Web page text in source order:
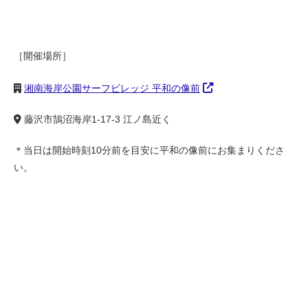
［開催場所］
湘南海岸公園サーフビレッジ 平和の像前
藤沢市鵠沼海岸1-17-3 江ノ島近く
＊当日は開始時刻10分前を目安に平和の像前にお集まりくださ
い。